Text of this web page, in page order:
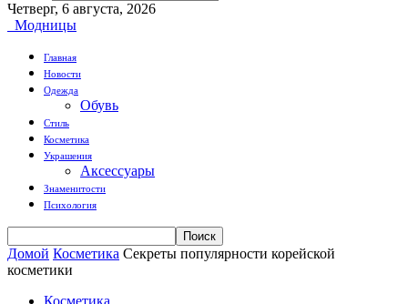
Четверг, 6 августа, 2026
Модницы
Главная
Новости
Одежда
Обувь
Стиль
Косметика
Украшения
Аксессуары
Знаменитости
Психология
Домой Косметика Секреты популярности корейской
косметики
Косметика